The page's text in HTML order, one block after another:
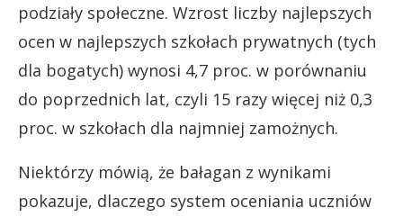
podziały społeczne. Wzrost liczby najlepszych
ocen w najlepszych szkołach prywatnych (tych
dla bogatych) wynosi 4,7 proc. w porównaniu
do poprzednich lat, czyli 15 razy więcej niż 0,3
proc. w szkołach dla najmniej zamożnych.
Niektórzy mówią, że bałagan z wynikami
pokazuje, dlaczego system oceniania uczniów